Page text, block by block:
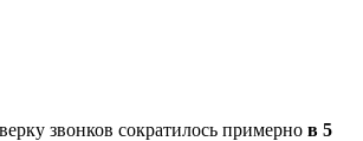
звонков сократилось примерно в 5